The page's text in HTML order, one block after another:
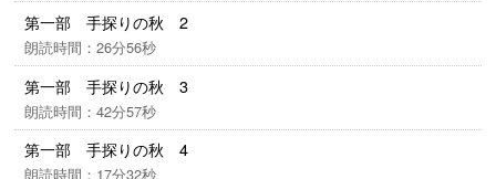
第一部 手探りの秋 2
朗読時間：26分56秒
第一部 手探りの秋 3
朗読時間：42分57秒
第一部 手探りの秋 4
朗読時間：17分32秒